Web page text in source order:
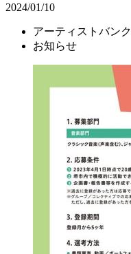
2024/01/10
アーティストバンク
お知らせ